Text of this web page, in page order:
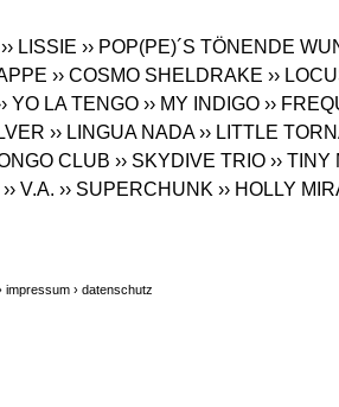
›› LISSIE ›› POP(PE)´S TÖNENDE
›› COSMO SHELDRAKE ››
YO LA TENGO ›› MY INDIGO ››
›› LINGUA NADA ›› LITTLE
CLUB ›› SKYDIVE TRIO ››
›› V.A. ›› SUPERCHUNK ›› HOLLY
impressum › datenschutz